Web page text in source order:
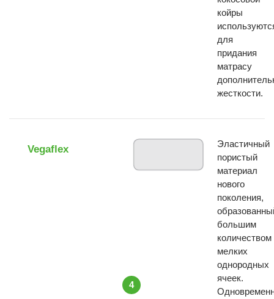
койры
для
придания
матрасу
жесткости.
Vegaflex
4
Эластичный
пористый
материал
нового
поколения,
большим
количеством
мелких
однородных
ячеек.